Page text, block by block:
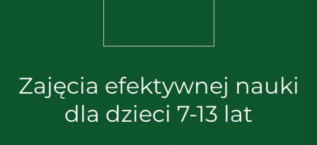
Zajęcia efektywnej nauki
dla dzieci 7-13 lat